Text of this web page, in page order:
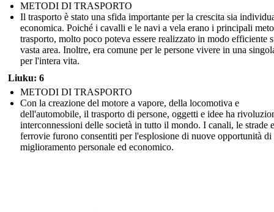
METODI DI TRASPORTO
Il trasporto è stato una sfida importante per la crescita sia
economica. Poiché i cavalli e le navi a vela erano i principali
trasporto, molto poco poteva essere realizzato in modo efficiente
vasta area. Inoltre, era comune per le persone vivere in una
per l'intera vita.
Liuku: 6
METODI DI TRASPORTO
Con la creazione del motore a vapore, della locomotiva e
dell'automobile, il trasporto di persone, oggetti e idee ha
interconnessioni delle società in tutto il mondo. I canali, le strade
ferrovie furono consentiti per l'esplosione di nuove opportunità di
miglioramento personale ed economico.